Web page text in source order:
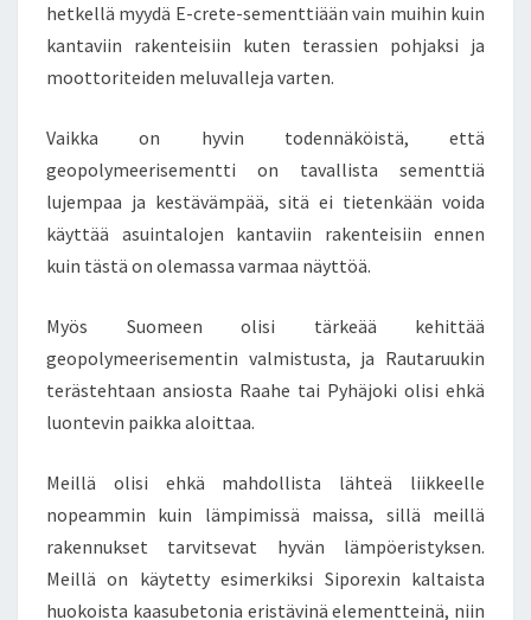
hetkellä myydä E-crete-sementtiään vain muihin kuin
kantaviin rakenteisiin kuten terassien pohjaksi ja
moottoriteiden meluvalleja varten.
Vaikka on hyvin todennäköistä, että
geopolymeerisementti on tavallista sementtiä
lujempaa ja kestävämpää, sitä ei tietenkään voida
käyttää asuintalojen kantaviin rakenteisiin ennen
kuin tästä on olemassa varmaa näyttöä.
Myös Suomeen olisi tärkeää kehittää
geopolymeerisementin valmistusta, ja Rautaruukin
terästehtaan ansiosta Raahe tai Pyhäjoki olisi ehkä
luontevin paikka aloittaa.
Meillä olisi ehkä mahdollista lähteä liikkeelle
nopeammin kuin lämpimissä maissa, sillä meillä
rakennukset tarvitsevat hyvän lämpöeristyksen.
Meillä on käytetty esimerkiksi Siporexin kaltaista
huokoista kaasubetonia eristävinä elementteinä, niin